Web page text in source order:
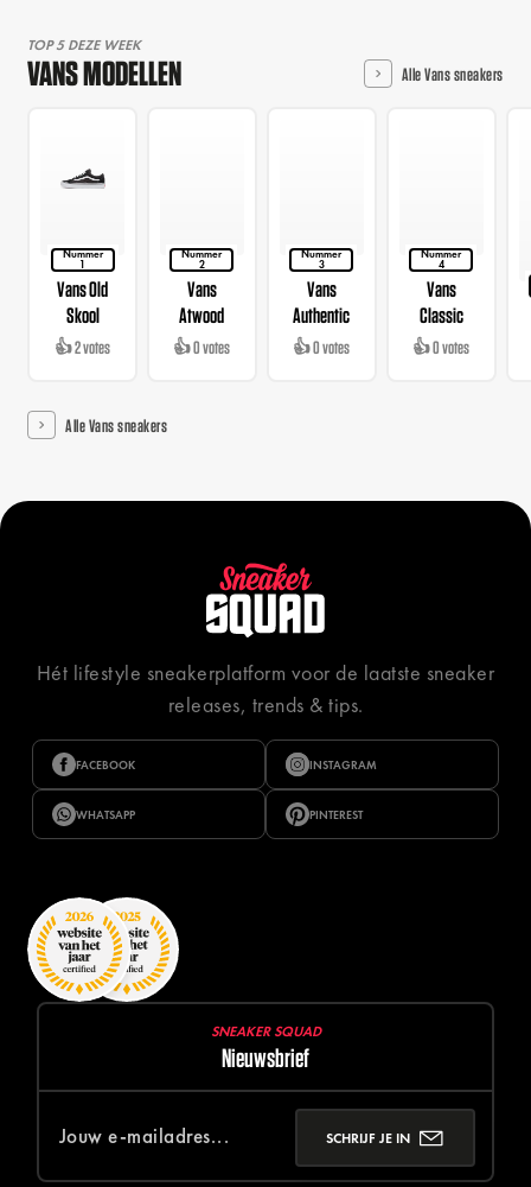
TOP 5 DEZE WEEK
VANS MODELLEN Alle Vans sneakers
Nummer
1
Vans Old
Skool
👍 2 votes
Nummer
2
Vans
Atwood
👍 0 votes
Nummer
3
Vans
Authentic
👍 0 votes
Nummer
4
Vans
Classic
👍 0 votes
Alle Vans sneakers
Hét lifestyle sneakerplatform voor de laatste sneaker
releases, trends & tips.
FACEBOOK INSTAGRAM
WHATSAPP PINTEREST
SNEAKER SQUAD
Nieuwsbrief
SCHRIJF JE IN